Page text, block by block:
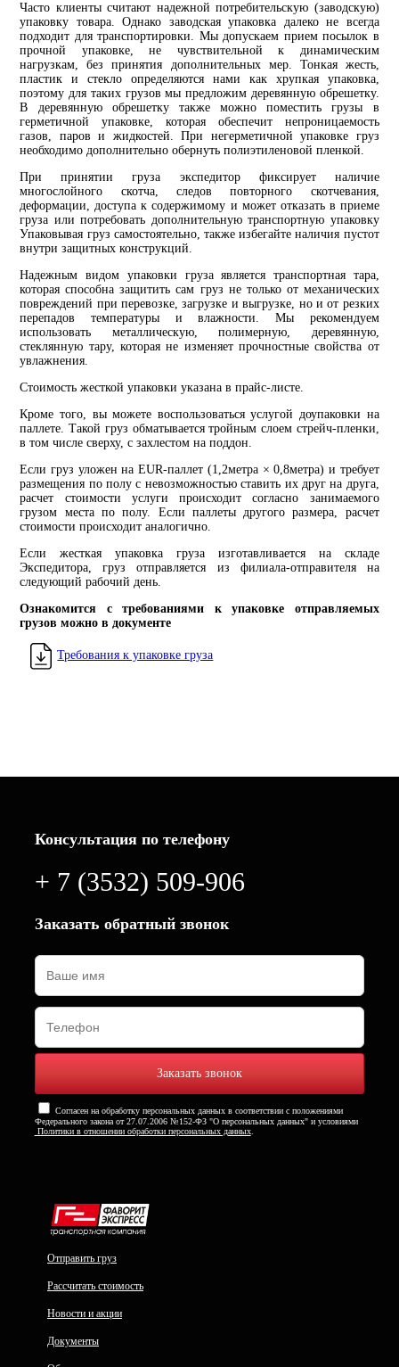
Часто клиенты считают надежной потребительскую (заводскую)
упаковку товара. Однако заводская упаковка далеко не всегда
подходит для транспортировки. Мы допускаем прием посылок в
прочной упаковке, не чувствительной к динамическим
нагрузкам, без принятия дополнительных мер. Тонкая жесть,
пластик и стекло определяются нами как хрупкая упаковка,
поэтому для таких грузов мы предложим деревянную обрешетку.
В деревянную обрешетку также можно поместить грузы в
герметичной упаковке, которая обеспечит непроницаемость
газов, паров и жидкостей. При негерметичной упаковке груз
необходимо дополнительно обернуть полиэтиленовой пленкой.
При принятии груза экспедитор фиксирует наличие
многослойного скотча, следов повторного скотчевания,
деформации, доступа к содержимому и может отказать в приеме
груза или потребовать дополнительную транспортную упаковку
Упаковывая груз самостоятельно, также избегайте наличия пустот
внутри защитных конструкций.
Надежным видом упаковки груза является транспортная тара,
которая способна защитить сам груз не только от механических
повреждений при перевозке, загрузке и выгрузке, но и от резких
перепадов температуры и влажности. Мы рекомендуем
использовать металлическую, полимерную, деревянную,
стеклянную тару, которая не изменяет прочностные свойства от
увлажнения.
Стоимость жесткой упаковки указана в прайс-листе.
Кроме того, вы можете воспользоваться услугой доупаковки на
паллете. Такой груз обматывается тройным слоем стрейч-пленки,
в том числе сверху, с захлестом на поддон.
Если груз уложен на EUR-паллет (1,2метра × 0,8метра) и требует
размещения по полу с невозможностью ставить их друг на друга,
расчет стоимости услуги происходит согласно занимаемого
грузом места по полу. Если паллеты другого размера, расчет
стоимости происходит аналогично.
Если жесткая упаковка груза изготавливается на складе
Экспедитора, груз отправляется из филиала-отправителя на
следующий рабочий день.
Ознакомится с требованиями к упаковке отправляемых
грузов можно в документе
Требования к упаковке груза
Консультация по телефону
+ 7 (3532) 509-906
Заказать обратный звонок
Согласен на обработку персональных данных в соответствии с положениями
Федерального закона от 27.07.2006 №152-ФЗ "О персональных данных" и условиями
Политики в отношении обработки персональных данных.
Отправить груз
Рассчитать стоимость
Новости и акции
Документы